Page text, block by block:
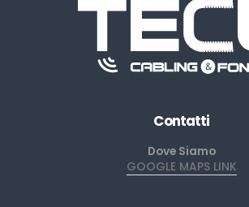
Contatti
Dove Siamo
GOOGLE MAPS LINK